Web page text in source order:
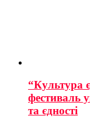
“Культура
фестиваль
та єдності